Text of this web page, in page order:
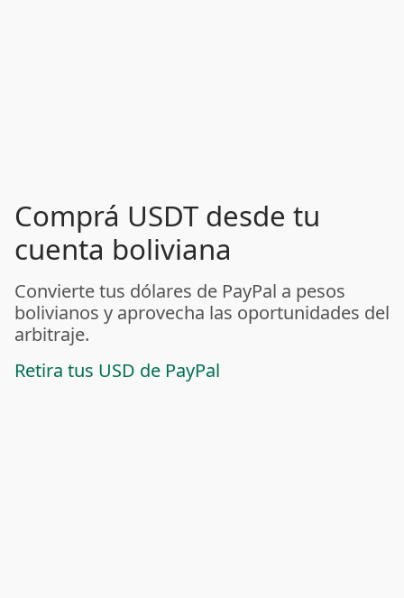
Comprá USDT desde tu
cuenta boliviana
Convierte tus dólares de PayPal a pesos
bolivianos y aprovecha las oportunidades del
arbitraje.
Retira tus USD de PayPal